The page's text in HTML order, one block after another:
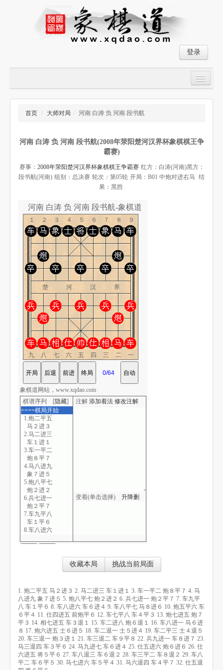
登录
大师对局
象棋棋谱
残局破解
首页 / 大师对局 / 河南 白涛 负 河南 段书航
河南 白涛 负 河南 段书航(2008年荥阳楚河汉界杯象棋棋王争
霸赛)
赛事： 2008年荥阳楚河汉界杯象棋棋王争霸赛 红方：白涛(河南)黑方：
段书航(河南) 组别：总决赛 轮次：第05轮 开局：B01 中炮对进右马 结
果：黑胜
河南 白涛 负 河南 段书航-象棋道
１２３４５６７８９
楚 河 汉 界
九八七六五四三二一
棋谱序列 [隐藏]
====棋局开始
1.炮二平五
马２进３
2.马二进三
车１进１
3.车一平二
炮８平７
4.马八进九
象７进５
5.炮八平七
炮２进２
6.兵七进一
炮２平７
7.车九平八
车１平６
8.车八进六
9.车八平七
12.车七平八
车４平３
13.炮七进五
炮７平３
14.相七进五
车３退１
15.车二进八
炮６退１
16.车八进一
马６进８
注解 添加着法 修改注解
变着(单击选择) 升降删
象棋道网站，www.xqdao.com
收藏本局 挑战当前局面
1. 炮二平五 马２进３ 2. 马二进三 车１进１ 3. 车一平二 炮８平７ 4. 马
八进九 象７进５ 5. 炮八平七 炮２进２ 6. 兵七进一 炮２平７ 7. 车九平
八 车１平６ 8. 车八进六 车６进４ 9. 车八平七 马８进６ 10. 炮五平六 车
６平４ 11. 仕四进五 前炮平６ 12. 车七平八 车４平３ 13. 炮七进五 炮７
平３ 14. 相七进五 车３退１ 15. 车二进八 炮６退１ 16. 车八进一 马６进
８ 17. 炮六进五 士６进５ 18. 车二退一 士５进４ 19. 车二平三 士４退５
20. 车三退一 炮３进１ 21. 车三退二 车９平８ 22. 兵九进一 车８进７ 23.
马三退四 车３平６ 24. 马九进七 车６进４ 25. 仕五进六 炮６进６ 26. 仕
六进五 将５平６ 27. 车八退三 车６退２ 28. 车三平二 车８退２ 29. 车八
平二 车６平５ 30. 马七进六 车５平４ 31. 马六退四 车４平７ 32. 仕五退